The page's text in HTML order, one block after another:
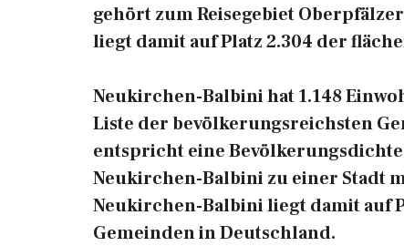
gehört zum Reisegebiet
liegt damit auf Platz 2.304 der
Neukirchen-Balbini hat 1.148
Liste der bevölkerungsreichsten
entspricht eine Bevölkerungsdichte
Neukirchen-Balbini zu einer Stadt
Neukirchen-Balbini liegt damit auf
Gemeinden in Deutschland.